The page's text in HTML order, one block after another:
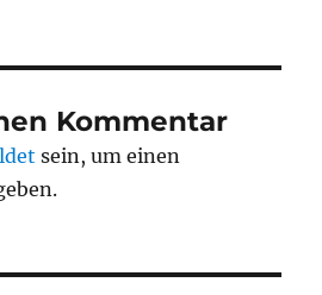
Kommentar
sein, um einen